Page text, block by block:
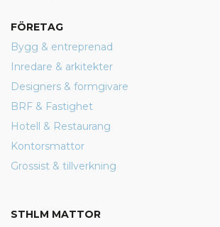
FÖRETAG
Bygg & entreprenad
Inredare & arkitekter
Designers & formgivare
BRF & Fastighet
Hotell & Restaurang
Kontorsmattor
Grossist & tillverkning
STHLM MATTOR